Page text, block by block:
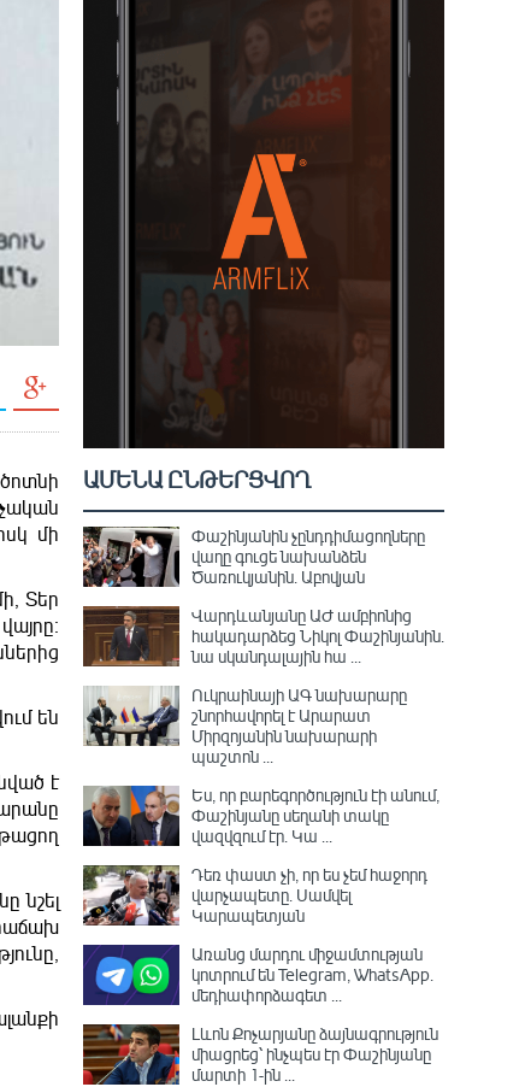
մի
Տեր
են
է
նշել
ԱՄԵՆԱ ԸՆԹԵՐՑՎՈՂ
Փաշինյանին չընդդիմացողները
վաղը գուցե նախանձեն
Ծառուկյանին. Աբովյան
Վարդևանյանը ԱԺ ամբիոնից
հակադարձեց Նիկոլ Փաշինյանին․
նա սկանդալային հա ...
Ուկրաինայի ԱԳ նախարարը
շնորհավորել է Արարատ
Միրզոյանին նախարարի
պաշտոն ...
Ես, որ բարեգործություն էի անում,
Փաշինյանը սեղանի տակը
վազվզում էր․ Կա ...
Դեռ փաստ չի, որ ես չեմ հաջորդ
վարչապետը․ Սամվել
Կարապետյան
Առանց մարդու միջամտության
կոտրում են Telegram, WhatsApp․
մեդիափորձագետ ...
Լևոն Քոչարյանը ձայնագրություն
միացրեց՝ ինչպես էր Փաշինյանը
մարտի 1-ին ...